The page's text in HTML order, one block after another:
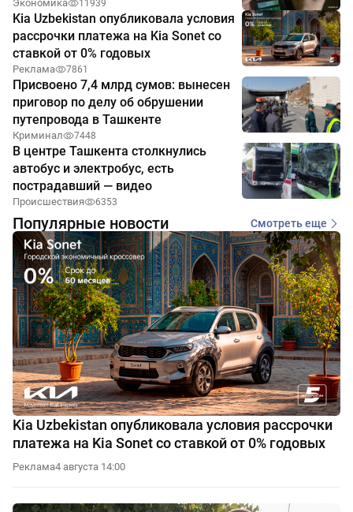
Экономика 11939
Kia Uzbekistan опубликовала условия
рассрочки платежа на Kia Sonet со
ставкой от 0% годовых
Реклама 7861
Присвоено 7,4 млрд сумов: вынесен
приговор по делу об обрушении
путепровода в Ташкенте
Криминал 7448
В центре Ташкента столкнулись
автобус и электробус, есть
пострадавший — видео
Происшествия 6353
Популярные новости Смотреть еще
Kia Uzbekistan опубликовала условия рассрочки
платежа на Kia Sonet со ставкой от 0% годовых
Реклама4 августа 14:00